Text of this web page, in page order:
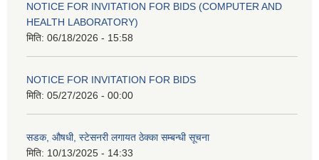
NOTICE FOR INVITATION FOR BIDS (COMPUTER AND
HEALTH LABORATORY)
मिति: 06/18/2026 - 15:58
NOTICE FOR INVITATION FOR BIDS
मिति: 05/27/2026 - 00:00
सडक, औषधी, स्टेसनरी लगायत ठेक्का सम्बन्धी सूचना
मिति: 10/13/2025 - 14:33